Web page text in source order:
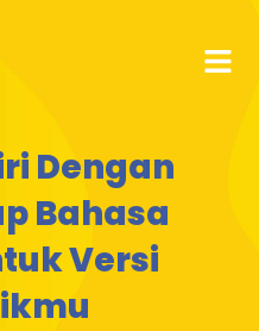
Dengan
Bahasa
Versi